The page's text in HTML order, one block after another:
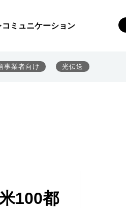
コミュニケーション
事業者向け 光伝送
100都